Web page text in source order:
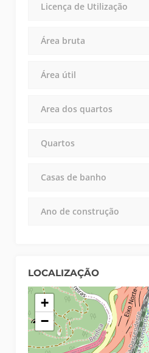
Licença de Utilização
Área bruta
Área útil
Area dos quartos
Quartos
Casas de banho
Ano de construção
LOCALIZAÇÃO
+
−